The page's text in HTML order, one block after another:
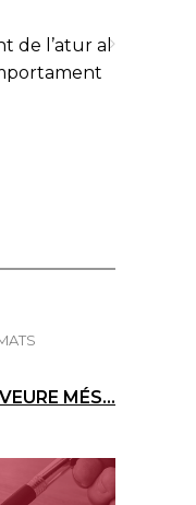
de l’atur al
VEURE MÉS...